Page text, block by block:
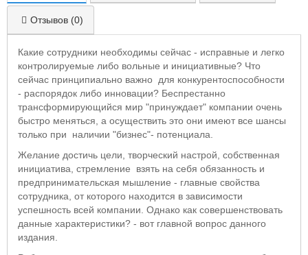
Отзывов (0)
Какие сотрудники необходимы сейчас - исправные и легко
контролируемые либо вольные и инициативные? Что
сейчас принципиально важно для конкурентоспособности
- распорядок либо инновации? Беспрестанно
трансформирующийся мир "принуждает" компании очень
быстро меняться, а осуществить это они имеют все шансы
только при наличии "бизнес"- потенциала.
Желание достичь цели, творческий настрой, собственная
инициатива, стремление взять на себя обязанность и
предпринимательская мышление - главные свойства
сотрудника, от которого находится в зависимости
успешность всей компании. Однако как совершенствовать
данные характеристики? - вот главной вопрос данного
издания.